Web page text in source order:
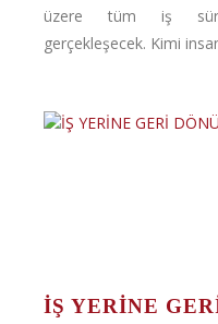
üzere tüm iş
gerçekleşecek. Kimi
İŞ YERİNE